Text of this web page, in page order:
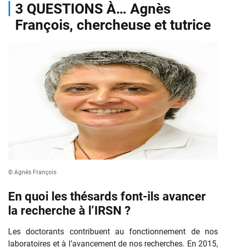
3 QUESTIONS À… Agnès
François, chercheuse et tutrice
© Agnès François
En quoi les thésards font-ils avancer
la recherche à l’IRSN ?
Les doctorants contribuent au fonctionnement de nos
laboratoires et à l’avancement de nos recherches. En 2015,